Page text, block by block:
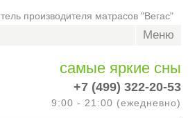
производителя матрасов "Вегас"
Меню
самые яркие сны
+7 (499) 322-20-53
9:00 - 21:00 (ежедневно)